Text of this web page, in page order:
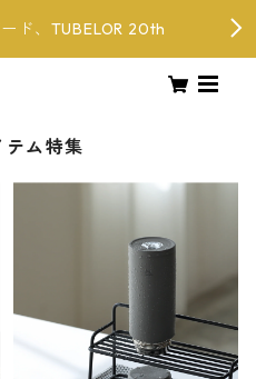
ド、TUBELOR 20th
テム特集